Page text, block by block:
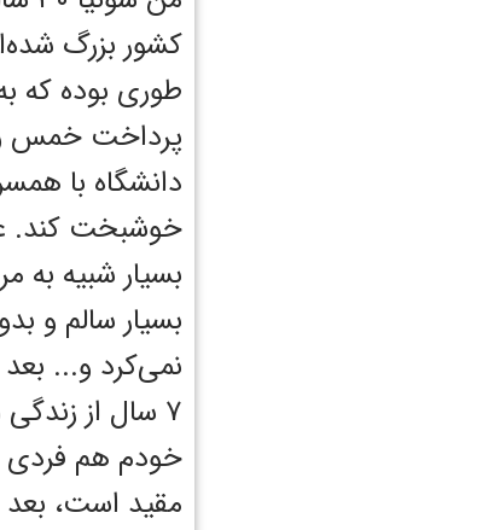
کشور بزرگ
طوری بوده که
پرداخت خمس و
دانشگاه با
خوشبخت کند.
بسیار شبیه به
بسیار سالم و
نمی‌کرد و... بعد
۷ سال از
خودم هم فردی
مقید است، بعد